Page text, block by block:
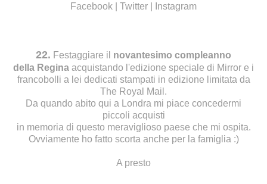
Facebook
Twitter Instagram
22. Festaggiare il novantesimo compleanno
della Regina acquistando l'edizione speciale di Mirror e i
francobolli a lei dedicati stampati in edizione limitata da
The Royal Mail.
Da quando abito qui a Londra mi piace concedermi
piccoli acquisti
in memoria di questo meraviglioso paese che mi ospita.
Ovviamente ho fatto scorta anche per la famiglia :)
A presto